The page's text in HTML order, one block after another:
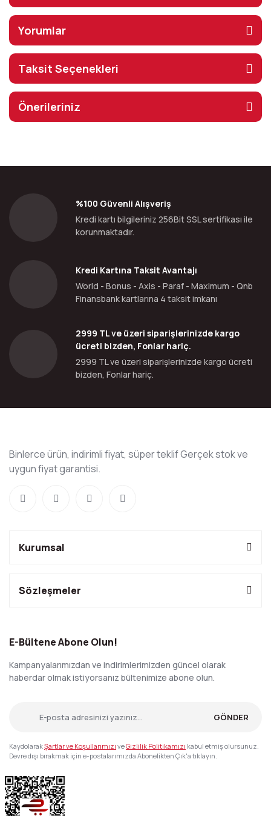
Yorumlar
Taksit Seçenekleri
Önerileriniz
%100 Güvenli Alışveriş
Kredi kartı bilgileriniz 256Bit SSL sertifikası ile
korunmaktadır.
Kredi Kartına Taksit Avantajı
World - Bonus - Axis - Paraf - Maximum - Qnb
Finansbank kartlarına 4 taksit imkanı
2999 TL ve üzeri siparişlerinizde kargo
ücreti bizden, Fonlar hariç.
2999 TL ve üzeri siparişlerinizde kargo ücreti
bizden, Fonlar hariç.
Binlerce ürün, indirimli fiyat, süper teklif Gerçek stok ve
uygun fiyat garantisi.
Kurumsal
Sözleşmeler
E-Bültene Abone Olun!
Kampanyalarımızdan ve indirimlerimizden güncel olarak
haberdar olmak istiyorsanız bültenimize abone olun.
GÖNDER
KaydolarakŞartlar ve Koşullarımızı veGizlilik Politikamızı kabul etmiş olursunuz.
Devre dışı bırakmak için e-postalarımızda Abonelikten Çık'a tıklayın.